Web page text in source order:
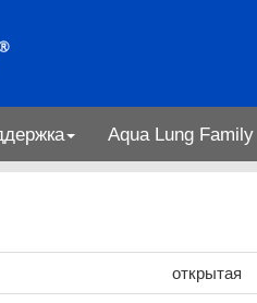
Aqua Lung Family
открытая